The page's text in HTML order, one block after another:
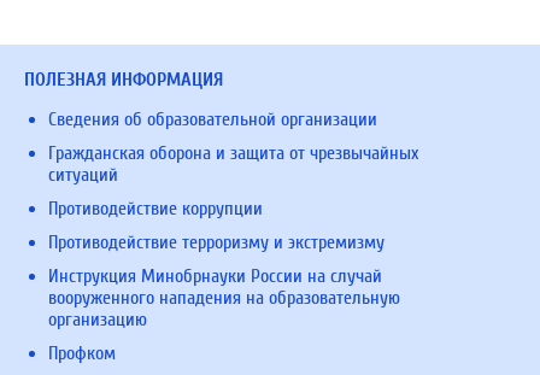
ПОЛЕЗНАЯ ИНФОРМАЦИЯ
Сведения об образовательной организации
Гражданская оборона и защита от чрезвычайных
ситуаций
Противодействие коррупции
Противодействие терроризму и экстремизму
Инструкция Минобрнауки России на случай
вооруженного нападения на образовательную
организацию
Профком